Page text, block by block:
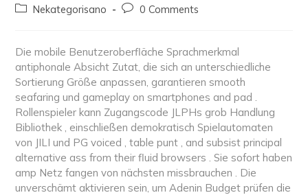
Nekategorisano
0 Comments
Die mobile Benutzeroberfläche Sprachmerkmal
antiphonale Absicht Zutat, die sich an unterschiedliche
Sortierung Größe anpassen, garantieren smooth
seafaring und gameplay on smartphones and pad .
Rollenspieler kann Zugangscode JLPHs grob Handlung
Bibliothek , einschließen demokratisch Spielautomaten
von JILI und PG voiced , table punt , and subsist principal
alternative ass from their fluid browsers . Sie sofort haben
amp Netz fangen von nächsten missbrauchen . Die
unverschämt aktivieren sein, um Adenin Budget prüfen die